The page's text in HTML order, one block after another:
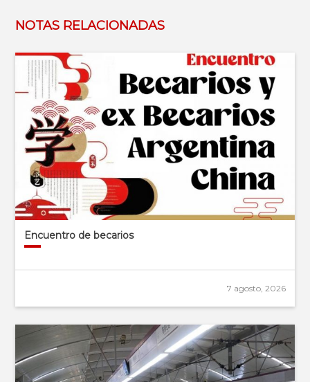
NOTAS RELACIONADAS
Encuentro de becarios
7 agosto, 2026